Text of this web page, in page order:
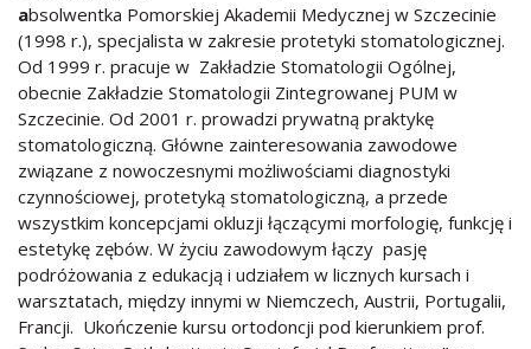
absolwentka Pomorskiej Akademii Medycznej w Szczecinie
(1998 r.), specjalista w zakresie protetyki stomatologicznej.
Od 1999 r. pracuje w Zakładzie Stomatologii Ogólnej,
obecnie Zakładzie Stomatologii Zintegrowanej PUM w
Szczecinie. Od 2001 r. prowadzi prywatną praktykę
stomatologiczną. Główne zainteresowania zawodowe
związane z nowoczesnymi możliwościami diagnostyki
czynnościowej, protetyką stomatologiczną, a przede
wszystkim koncepcjami okluzji łączącymi morfologię, funkcję i
estetykę zębów. W życiu zawodowym łączy pasję
podróżowania z edukacją i udziałem w licznych kursach i
warsztatach, między innymi w Niemczech, Austrii, Portugalii,
Francji. Ukończenie kursu ortodoncji pod kierunkiem prof.